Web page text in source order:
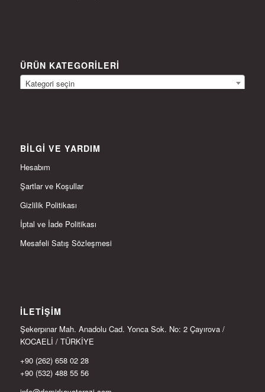
ÜRÜN KATEGORILERI
Kategori seçin
BILGI VE YARDIM
Hesabım
Şartlar ve Koşullar
Gizlilik Politikası
İptal ve İade Politikası
Mesafeli Satış Sözleşmesi
İLETIŞIM
Şekerpınar Mah. Anadolu Cad. Yonca Sok. No: 2 Çayırova /
KOCAELİ / TÜRKİYE
+90 (262) 658 02 28
+90 (532) 488 55 56